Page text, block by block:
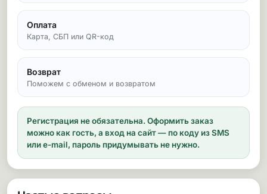
Оплата
Карта, СБП или QR-код
Возврат
Поможем с обменом и возвратом
Регистрация не обязательна. Оформить заказ
можно как гость, а вход на сайт — по коду из SMS
или e-mail, пароль придумывать не нужно.